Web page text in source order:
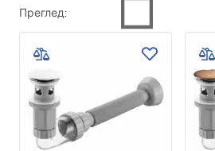
косвено неприятни миризми.
Преглед: